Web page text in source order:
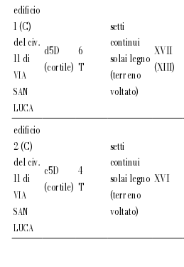
edificio
1 (C)
del civ.
11 di
VIA
SAN
LUCA
d5D
(cortile)
6
T
setti
continui
solai legno
(terreno
voltato)
XVII
(XIII)
edificio
2 (C)
del civ.
11 di
VIA
SAN
LUCA
c5D
(cortile)
4
T
setti
continui
solai legno
(terreno
voltato)
XVI